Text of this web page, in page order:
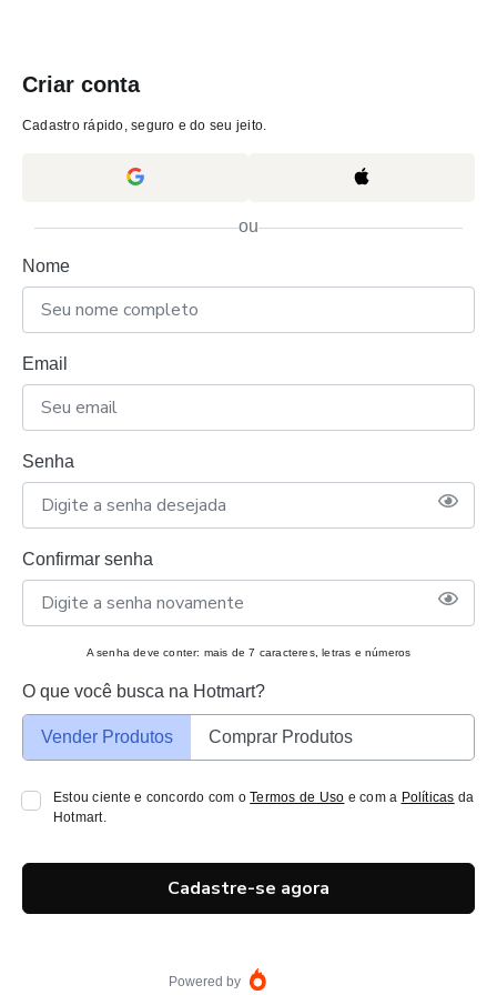
Criar conta
Cadastro rápido, seguro e do seu jeito.
ou
Nome
Email
Senha
Confirmar senha
A senha deve conter: mais de 7 caracteres, letras e números
O que você busca na Hotmart?
Vender Produtos Comprar Produtos
Estou ciente e concordo com oTermos de Uso e com a Políticas da
Hotmart.
Cadastre-se agora
Powered by